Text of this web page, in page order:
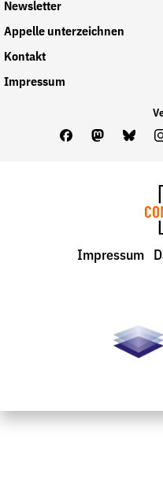
Newsletter
Appelle unterzeichnen
Kontakt
Impressum
FacebookMastodon
Impressum